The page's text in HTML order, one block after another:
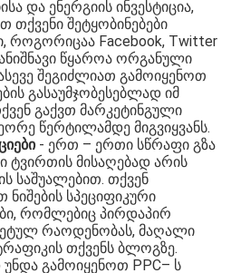
და ენერგიის ინვესტიცია,
თქვენი შეტყობინებები
როგორიცაა Facebook, Twitter
წყაროა ორგანული
შეგიძლიათ გამოიყენოთ
გასაუმჯობესებლად იმ
გაქვთ მარკეტინგული
წერტილამდე მიგვიყვანს.
- ერთ – ერთი სწრაფი გზა
ტვირთის მისაღებად არის
საშუალებით. თქვენ
სპეციფიკური
რომლებიც პირდაპირ
რაოდენობას, მაღალი
თქვენს ბლოგზე.
გამოიყენოთ PPC– ს